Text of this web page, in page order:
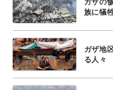
族に犠
ガザ地
る人々